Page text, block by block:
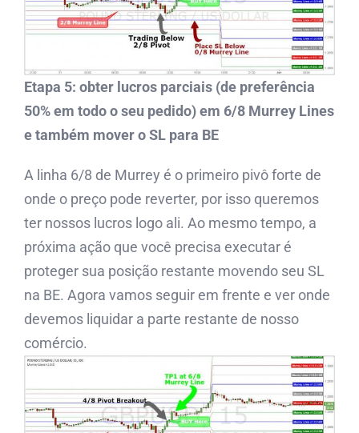
Etapa 5: obter lucros parciais (de preferência
50% em todo o seu pedido) em 6/8 Murrey Lines
e também mover o SL para BE
A linha 6/8 de Murrey é o primeiro pivô forte de
onde o preço pode reverter, por isso queremos
ter nossos lucros logo ali. Ao mesmo tempo, a
próxima ação que você precisa executar é
proteger sua posição restante movendo seu SL
na BE. Agora vamos seguir em frente e ver onde
devemos liquidar a parte restante de nosso
comércio.